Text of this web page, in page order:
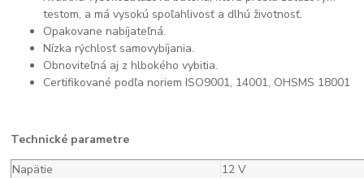
testom, a má vysokú spoľahlivosť a dlhú životnosť.
Opakovane nabíjateľná.
Nízka rýchlosť samovybíjania.
Obnoviteľná aj z hlbokého vybitia.
Certifikované podľa noriem ISO9001, 14001, OHSMS 18001
Technické parametre
Napätie
12 V